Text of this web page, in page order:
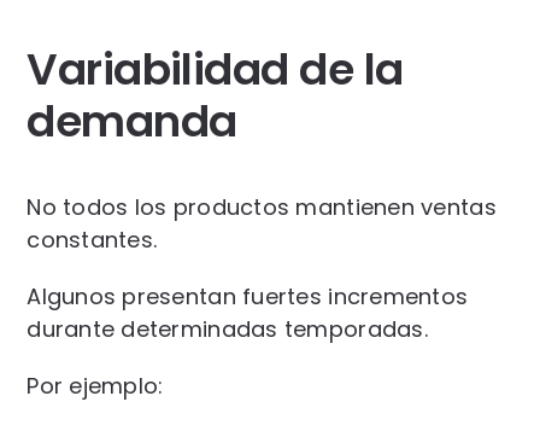
Variabilidad de la
demanda
No todos los productos mantienen ventas
constantes.
Algunos presentan fuertes incrementos
durante determinadas temporadas.
Por ejemplo: